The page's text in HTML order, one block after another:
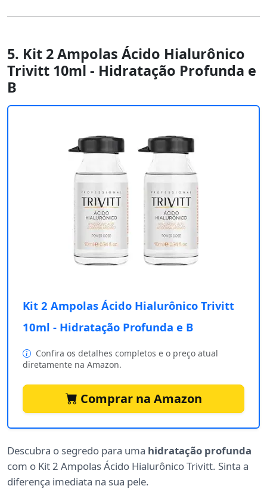
5. Kit 2 Ampolas Ácido Hialurônico
Trivitt 10ml - Hidratação Profunda e
B
Kit 2 Ampolas Ácido Hialurônico Trivitt
10ml - Hidratação Profunda e B
Confira os detalhes completos e o preço atual
diretamente na Amazon.
Comprar na Amazon
Descubra o segredo para uma hidratação profunda
com o Kit 2 Ampolas Ácido Hialurônico Trivitt. Sinta a
diferença imediata na sua pele.